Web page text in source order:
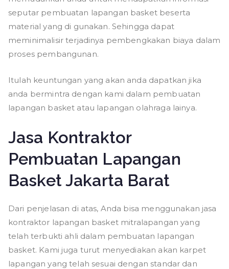
seputar pembuatan lapangan basket beserta
material yang di gunakan. Sehingga dapat
meminimalisir terjadinya pembengkakan biaya dalam
proses pembangunan.
Itulah keuntungan yang akan anda dapatkan jika
anda bermintra dengan kami dalam pembuatan
lapangan basket atau lapangan olahraga lainya.
Jasa Kontraktor
Pembuatan Lapangan
Basket Jakarta Barat
Dari penjelasan di atas, Anda bisa menggunakan jasa
kontraktor lapangan basket mitralapangan yang
telah terbukti ahli dalam pembuatan lapangan
basket. Kami juga turut menyediakan akan karpet
lapangan yang telah sesuai dengan standar dan